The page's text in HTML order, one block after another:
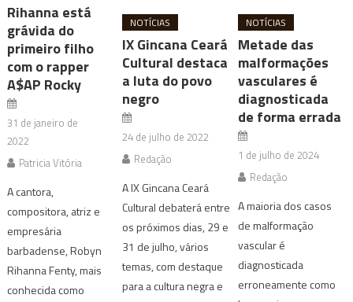
Rihanna está
grávida do
primeiro filho
com o rapper
A$AP Rocky
31 de janeiro de
2022
Patricia Vitória
A cantora,
compositora, atriz e
empresária
barbadense, Robyn
Rihanna Fenty, mais
conhecida como
NOTÍCIAS
IX Gincana Ceará
Cultural destaca
a luta do povo
negro
24 de julho de 2022
Redação
A IX Gincana Ceará
Cultural debaterá entre
os próximos dias, 29 e
31 de julho, vários
temas, com destaque
para a cultura negra e
NOTÍCIAS
Metade das
malformações
vasculares é
diagnosticada
de forma errada
1 de julho de 2024
Redação
A maioria dos casos
de malformação
vascular é
diagnosticada
erroneamente como